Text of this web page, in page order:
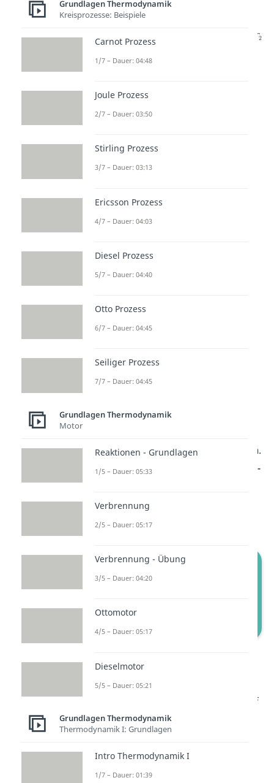
Anders als bei der isochoren und
dieserTermnun
proportional
nachdemwelche Größe
suchen, können wir dann die
p-V- und T-s-
Diagramm und das T-s-Diagramm.
Die Zustandskurve verläuft im
p-V-
Hyperbel. Diese wird Isotherme
genannt.
Der Druck sinkt von Zustand 1 auf
2, wohingegen das Volumen
steigt.
Im T-s-Diagrammstellt sich ein
Grundlagen Thermodynamik
Kreisprozesse: Beispiele
Carnot Prozess
1/7 – Dauer: 04:48
Joule Prozess
2/7 – Dauer: 03:50
Stirling Prozess
3/7 – Dauer: 03:13
Ericsson Prozess
4/7 – Dauer: 04:03
Diesel Prozess
5/7 – Dauer: 04:40
Otto Prozess
6/7 – Dauer: 04:45
Seiliger Prozess
7/7 – Dauer: 04:45
Grundlagen Thermodynamik
Motor
Reaktionen - Grundlagen
1/5 – Dauer: 05:33
Verbrennung
2/5 – Dauer: 05:17
Verbrennung - Übung
3/5 – Dauer: 04:20
Ottomotor
4/5 – Dauer: 05:17
Dieselmotor
5/5 – Dauer: 05:21
Grundlagen Thermodynamik
Thermodynamik I: Grundlagen
Intro Thermodynamik I
1/7 – Dauer: 01:39